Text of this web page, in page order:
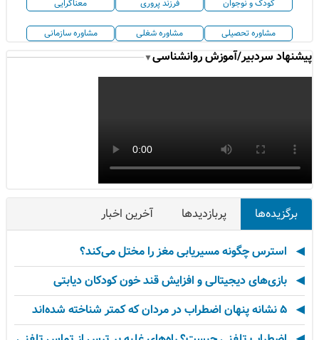
کودک و نوجوان فرزند پروری معناگرایی
مشاوره تحصیلی مشاوره شغلی مشاوره سازمانی
پیشنهاد سردبیر/آموزش روانشناسی▼
برگزیده‌ها پربازدیدها آخرین اخبار
استرس چگونه مسیریابی مغز را مختل می‌کند؟
بازی‌های دیجیتالی و افزایش قند خون کودکان دیابتی
۵ نشانه پنهان اضطراب در مردان که کمتر شناخته شده‌اند